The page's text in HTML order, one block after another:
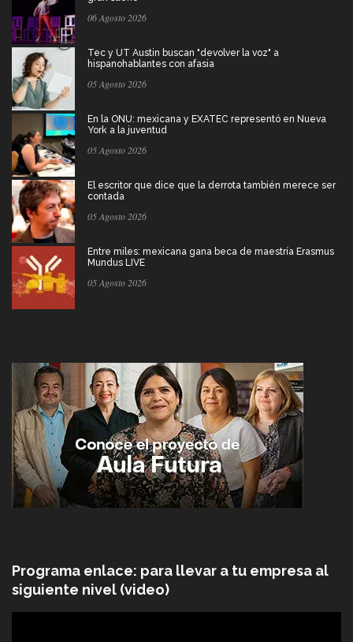
06 Agosto 2026
Tec y UT Austin buscan "devolver la voz" a
hispanohablantes con afasia
05 Agosto 2026
En la ONU: mexicana y EXATEC representó en Nueva
York a la juventud
05 Agosto 2026
El escritor que dice que la derrota también merece ser
contada
05 Agosto 2026
Entre miles: mexicana gana beca de maestría Erasmus
Mundus LIVE
05 Agosto 2026
Programa enlace: para llevar a tu empresa al
siguiente nivel (video)